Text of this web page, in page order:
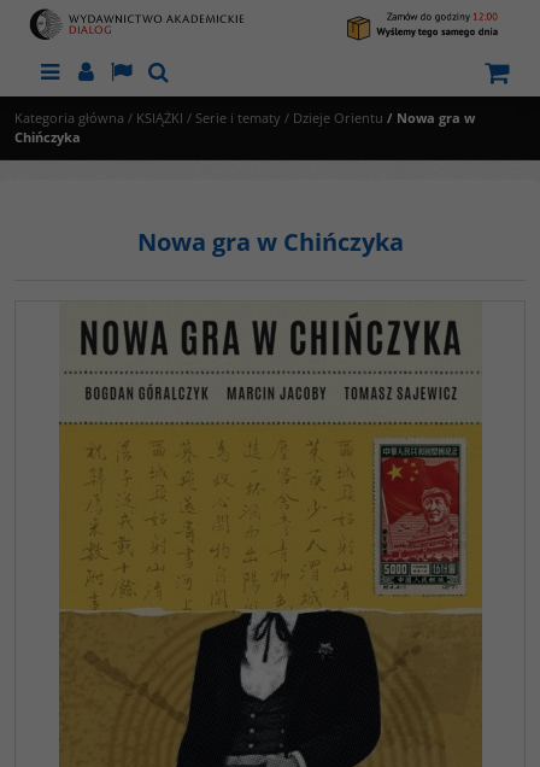
MenuPanelLangSzukaj
Kategoria główna / KSIĄŻKI / Serie i tematy / Dzieje Orientu / Nowa gra w
Chińczyka
Nowa gra w Chińczyka